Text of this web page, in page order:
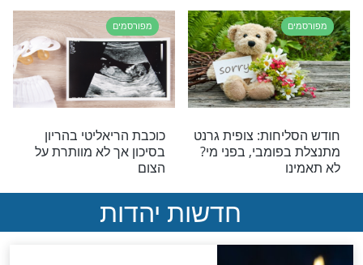
"כל דבר קטן
שבת קודש,
מפורסמים
נכתב תוך כדי קיפול התפילין:
שיר חדש של הראל מויאל
באוירת הימים הנוראים